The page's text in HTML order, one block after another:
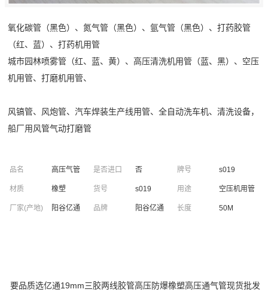
氧化碳管（黑色）、氮气管（黑色）、氩气管（黑色）、打药胶管
（红、蓝）、打药机用管
城市园林喷雾管（红、蓝、黄）、高压清洗机用管（蓝、黑）、空压
机用管、打磨机用管、
风镐管、风炮管、汽车焊装生产线用管、全自动洗车机、清洗设备，
船厂用风管气动打磨管
品名 高压气管 是否进口 否 牌号 s019
材质 橡塑 货号 s019 用途 空压机用管
厂家(产地) 阳谷亿通 品牌 阳谷亿通 长度 50M
要品质选亿通19mm三胶两线胶管高压防爆橡塑高压通气管现货批发